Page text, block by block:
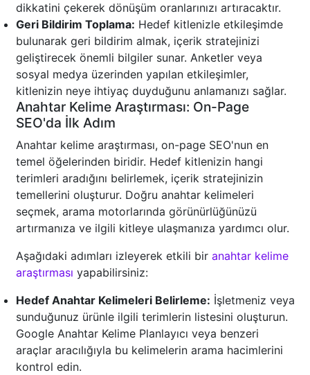
dikkatini çekerek dönüşüm oranlarınızı artıracaktır.
Geri Bildirim Toplama: Hedef kitlenizle etkileşimde
bulunarak geri bildirim almak, içerik stratejinizi
geliştirecek önemli bilgiler sunar. Anketler veya
sosyal medya üzerinden yapılan etkileşimler,
kitlenizin neye ihtiyaç duyduğunu anlamanızı sağlar.
Anahtar Kelime Araştırması: On-Page
SEO'da İlk Adım
Anahtar kelime araştırması, on-page SEO'nun en
temel öğelerinden biridir. Hedef kitlenizin hangi
terimleri aradığını belirlemek, içerik stratejinizin
temellerini oluşturur. Doğru anahtar kelimeleri
seçmek, arama motorlarında görünürlüğünüzü
artırmanıza ve ilgili kitleye ulaşmanıza yardımcı olur.
Aşağıdaki adımları izleyerek etkili bir anahtar kelime
araştırması yapabilirsiniz:
Hedef Anahtar Kelimeleri Belirleme: İşletmeniz veya
sunduğunuz ürünle ilgili terimlerin listesini oluşturun.
Google Anahtar Kelime Planlayıcı veya benzeri
araçlar aracılığıyla bu kelimelerin arama hacimlerini
kontrol edin.